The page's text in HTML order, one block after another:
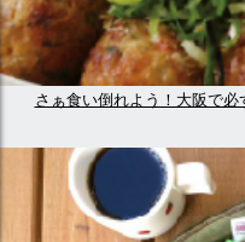
さぁ食い倒れよう！大阪で必